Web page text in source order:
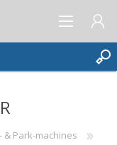
& Park-machines